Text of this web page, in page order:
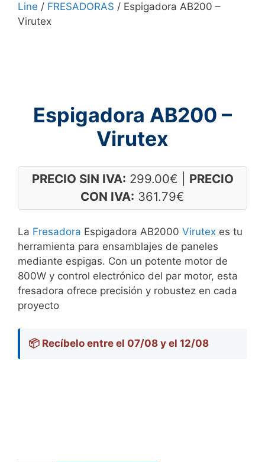
Line / FRESADORAS / Espigadora AB200 –
Virutex
Espigadora AB200 –
Virutex
PRECIO SIN IVA: 299.00€
PRECIO
CON IVA: 361.79€
La Fresadora Espigadora AB2000 Virutex es tu
herramienta para ensamblajes de paneles
mediante espigas. Con un potente motor de
800W y control electrónico del par motor, esta
fresadora ofrece precisión y robustez en cada
proyecto
📦 Recíbelo entre el 07/08 y el 12/08